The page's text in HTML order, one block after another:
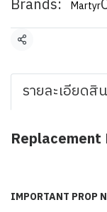
Brands:
Martyr
Share
รายละเอียดสิ
IMPORTANT PROP